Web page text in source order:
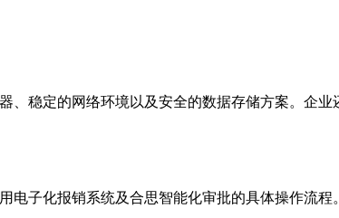
稳定的网络环境以及安全的数据存储方案。企
子化报销系统及合思智能化审批的具体操作流